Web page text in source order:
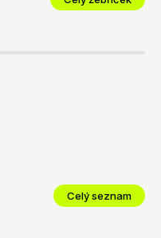
Celý seznam